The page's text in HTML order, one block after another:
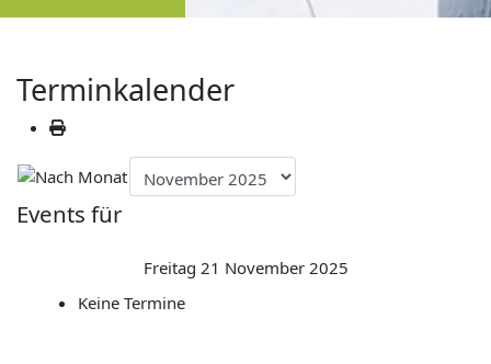
Terminkalender
Events für
Freitag 21 November 2025
Keine Termine